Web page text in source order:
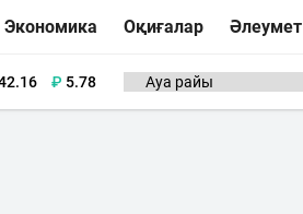
Экономика Оқиғалар Әлеумет
₽ 5.78